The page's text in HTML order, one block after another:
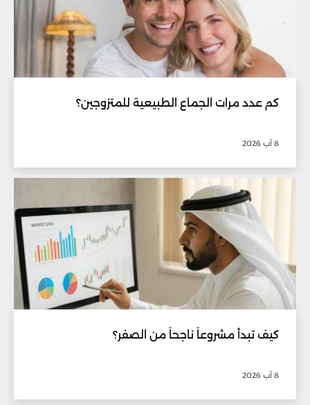
كم عدد مرات الجماع الطبيعية للمتزوجين؟
8 آب 2026
كيف تبدأ مشروعاً ناجحاً من الصفر؟
8 آب 2026